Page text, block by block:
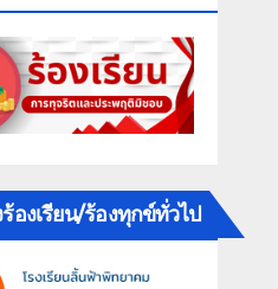
ร้องเรียน/ร้องทุกข์ทั่วไป